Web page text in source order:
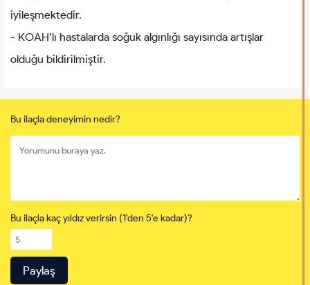
iyileşmektedir.
- KOAH’lı hastalarda soğuk algınlığı sayısında artışlar
olduğu bildirilmiştir.
Bu ilaçla deneyimin nedir?
Bu ilaçla kaç yıldız verirsin (1'den 5'e kadar)?